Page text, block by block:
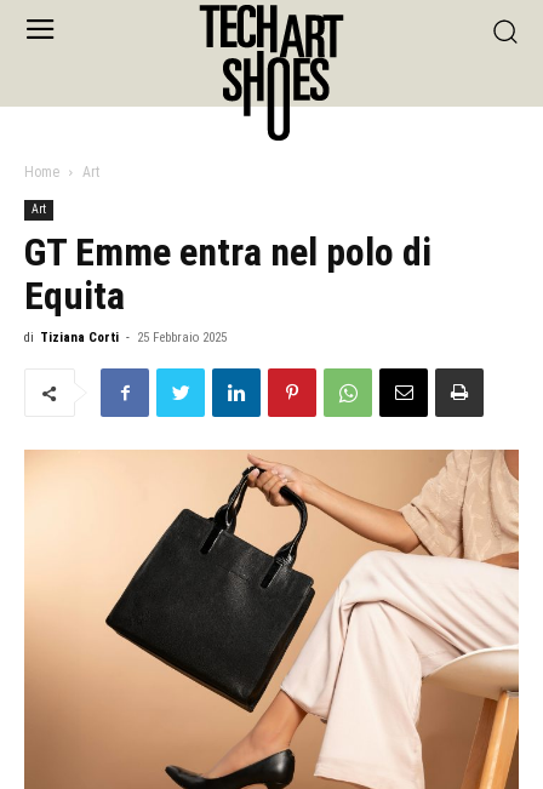
Home Art
Art
GT Emme entra nel polo di
Equita
di Tiziana Corti - 25 Febbraio 2025